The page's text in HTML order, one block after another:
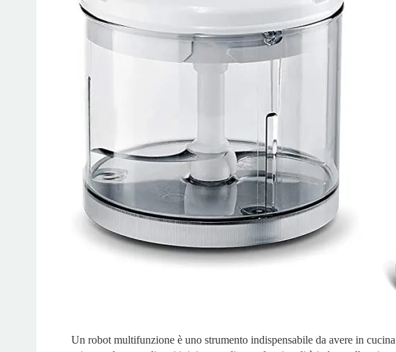
Un robot multifunzione è uno strumento indispensabile da avere in